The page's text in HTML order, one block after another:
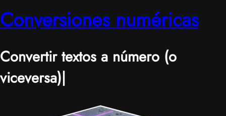
Conversiones numéricas
Convertir textos a número (o
viceversa)